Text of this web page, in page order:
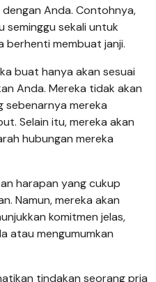
Anda. Contohnya,
seminggu sekali untuk
membuat janji.
buat hanya akan sesuai
Anda. Mereka tidak akan
sebenarnya mereka
Selain itu, mereka akan
hubungan mereka
harapan yang cukup
Namun, mereka akan
komitmen jelas,
atau mengumumkan
tindakan seorang pria